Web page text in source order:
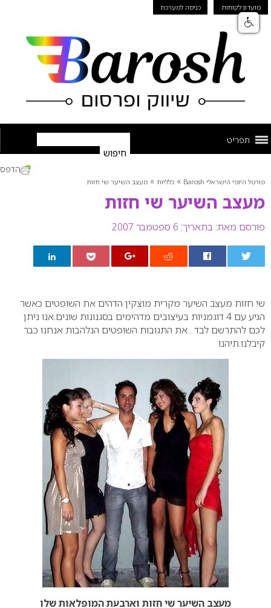
מועדון לקוחות כניסה למערכת
תפריט
פורטל היופי הישראלי Barosh » כלליות » מעצב השיער שי חזות
מעצב השיער שי חזות
פורסם מאת: בתאריך: 6 ספטמבר 2007
הדפס
שי חזות מעצב השיער מקרית מוצקין הדהים את השופטים כאשר
הגיע עם 4 דוגמניות בעיצובים מדהימים בסגנונות שונים.אנו ניתן
לכם להתרשם לבד . את התגובות השופטים הנלהבות אנחנו כבר
קיבלנו.תיהנו
מעצב השיער שי חזות וארבעת המופלאות שלו